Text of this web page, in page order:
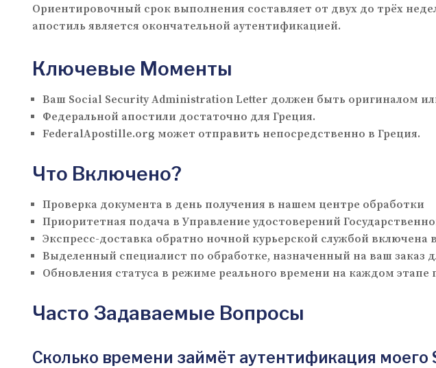
Ориентировочный срок выполнения составляет от двух до трёх
апостиль является окончательной аутентификацией.
Ключевые Моменты
Ваш Social Security Administration Letter должен быть оригиналом
Федеральной апостили достаточно для Греция.
FederalApostille.org может отправить непосредственно в Греция.
Что Включено?
Проверка документа в день получения в нашем центре обработки
Приоритетная подача в Управление удостоверений
Экспресс-доставка обратно ночной курьерской службой включена
Выделенный специалист по обработке, назначенный на ваш заказ
Обновления статуса в режиме реального времени на каждом этапе
Часто Задаваемые Вопросы
Сколько времени займёт аутентификация